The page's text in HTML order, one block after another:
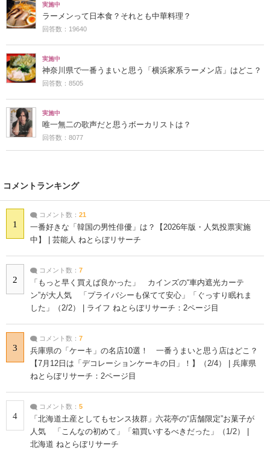
実施中
ラーメンって日本食？それとも中華料理？
回答数：19640
実施中
神奈川県で一番うまいと思う「横浜家系ラーメン店」はどこ？
回答数：8505
実施中
唯一無二の歌声だと思うボーカリストは？
回答数：8077
コメントランキング
1
コメント数： 21
一番好きな「韓国の男性俳優」は？【2026年版・人気投票実施
中】 | 芸能人 ねとらぼリサーチ
2
コメント数： 7
「もっと早く買えば良かった」 カインズの“車内遮光カーテ
ン”が大人気 「プライバシーも保てて安心」「ぐっすり眠れま
した」（2/2） | ライフ ねとらぼリサーチ：2ページ目
3
コメント数： 7
兵庫県の「ケーキ」の名店10選！ 一番うまいと思う店はどこ？
【7月12日は「デコレーションケーキの日」！】（2/4） | 兵庫県
ねとらぼリサーチ：2ページ目
4
コメント数： 5
「北海道土産としてもセンス抜群」六花亭の“店舗限定”お菓子が
人気 「こんなの初めて」「箱買いするべきだった」（1/2） |
北海道 ねとらぼリサーチ